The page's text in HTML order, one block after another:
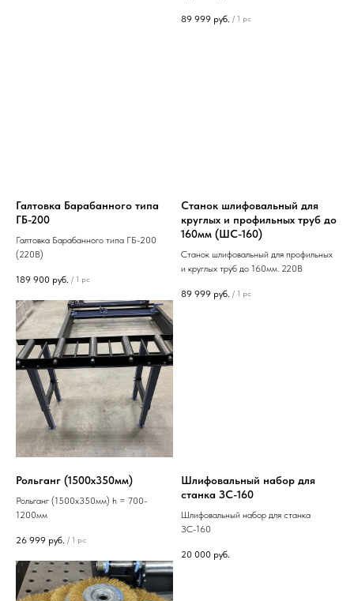
89 999 руб. / 1 pc
Галтовка Барабанного типа
ГБ-200
Галтовка Барабанного типа ГБ-200
(220В)
189 900 руб. / 1 pc
Станок шлифовальный для
круглых и профильных труб до
160мм (ШС-160)
Станок шлифовальный для профильных
и круглых труб до 160мм. 220В
89 999 руб. / 1 pc
Рольганг (1500х350мм)
Рольганг (1500х350мм) h = 700-
1200мм
26 999 руб. / 1 pc
Шлифовальный набор для
станка ЗС-160
Шлифовальный набор для станка
ЗС-160
20 000 руб.